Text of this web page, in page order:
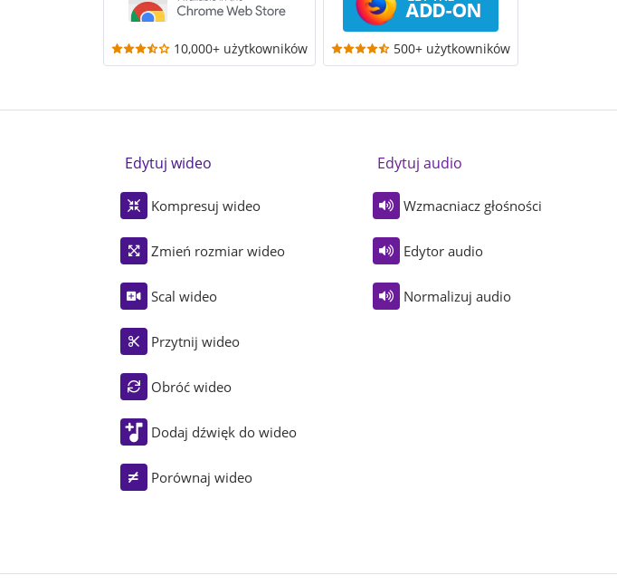
10,000+ użytkowników 500+ użytkowników
Edytuj wideo
Kompresuj wideo
Zmień rozmiar wideo
Scal wideo
Przytnij wideo
Obróć wideo
Dodaj dźwięk do wideo
Porównaj wideo
Edytuj audio
Wzmacniacz głośności
Edytor audio
Normalizuj audio